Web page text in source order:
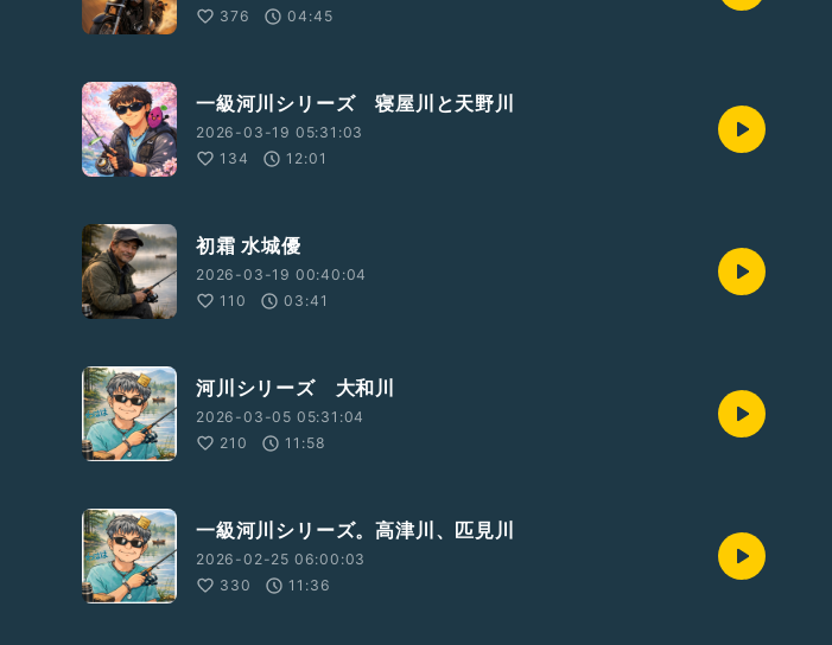
376
04:45
一級河川シリーズ 寝屋川と天野川
2026-03-19 05:31:03
134
12:01
初霜 水城優
2026-03-19 00:40:04
110
03:41
河川シリーズ 大和川
2026-03-05 05:31:04
210
11:58
一級河川シリーズ。高津川、匹見川
2026-02-25 06:00:03
330
11:36